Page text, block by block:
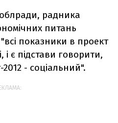
радника
питань
показники в проект
є підстави говорити,
- соціальний".